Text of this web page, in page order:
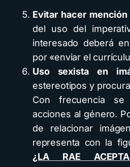
Evitar hacer
del uso del
interesado deberá
por «enviar el
Uso sexista en
estereotipos y
Con frecuencia se
acciones al género.
de relacionar
representa con la
¿LA RAE